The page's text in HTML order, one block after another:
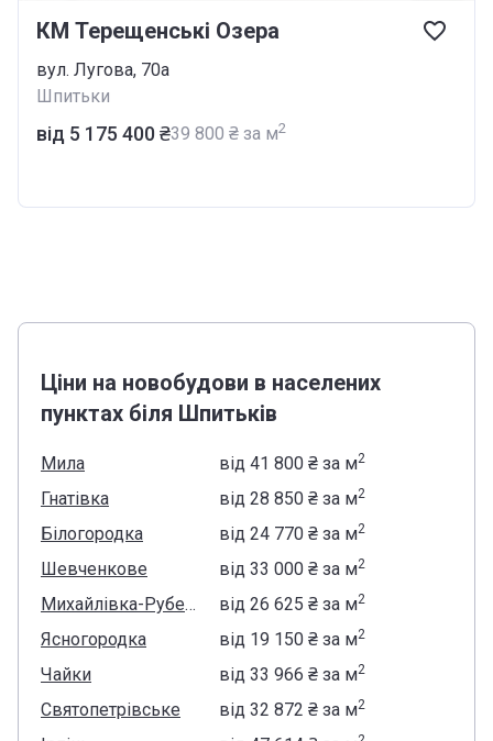
КМ Терещенські Озера
вул. Лугова, 70а
Шпитьки
від ‍5 175 400 ₴‍39 800 ₴ за м2
Ціни на новобудови в населених
пунктах біля Шпитьків
Мила від ‍41 800 ₴за м2
Гнатівка від ‍28 850 ₴за м2
Білогородка від ‍24 770 ₴за м2
Шевченкове від ‍33 000 ₴за м2
Михайлівка-Рубежівка від ‍26 625 ₴за м2
Ясногородка від ‍19 150 ₴за м2
Чайки від ‍33 966 ₴за м2
Святопетрівське від ‍32 872 ₴за м2